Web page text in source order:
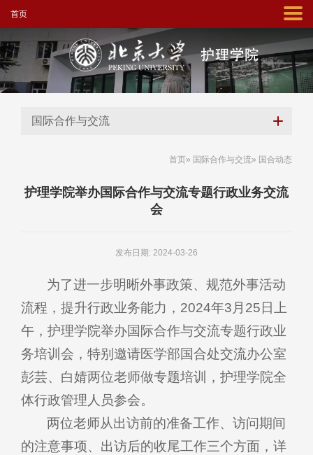
首页
国际合作与交流
首页» 国际合作与交流» 国合动态
护理学院举办国际合作与交流专题行政业务交流
会
发布日期: 2024-03-26
为了进一步明晰外事政策、规范外事活动
流程，提升行政业务能力，2024年3月25日上
午，护理学院举办国际合作与交流专题行政业
务培训会，特别邀请医学部国合处交流办公室
彭芸、白婧两位老师做专题培训，护理学院全
体行政管理人员参会。
两位老师从出访前的准备工作、访问期间
的注意事项、出访后的收尾工作三个方面，详